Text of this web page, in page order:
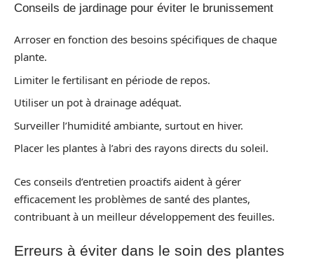
Conseils de jardinage pour éviter le brunissement
Arroser en fonction des besoins spécifiques de chaque
plante.
Limiter le fertilisant en période de repos.
Utiliser un pot à drainage adéquat.
Surveiller l’humidité ambiante, surtout en hiver.
Placer les plantes à l’abri des rayons directs du soleil.
Ces conseils d’entretien proactifs aident à gérer
efficacement les problèmes de santé des plantes,
contribuant à un meilleur développement des feuilles.
Erreurs à éviter dans le soin des plantes